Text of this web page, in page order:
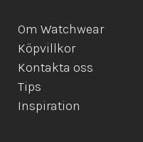
Om Watchwear
Köpvillkor
Kontakta oss
Tips
Inspiration